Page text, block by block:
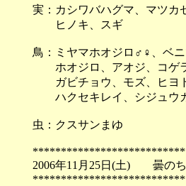
実：カシワバハグマ、マツカ
ヒノキ、スギ
鳥：ミヤマホオジロ♂♀、ベ
ホオジロ、アオジ、コゲラ
ガビチョウ、モズ、ヒヨド
ハクセキレイ、シジュウ
虫：クスサンまゆ
2006年11月25日(土)